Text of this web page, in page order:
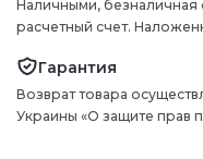
Наличными, безналичная
расчетный счет.
Гарантия
Возврат товара
Украины «О защите прав